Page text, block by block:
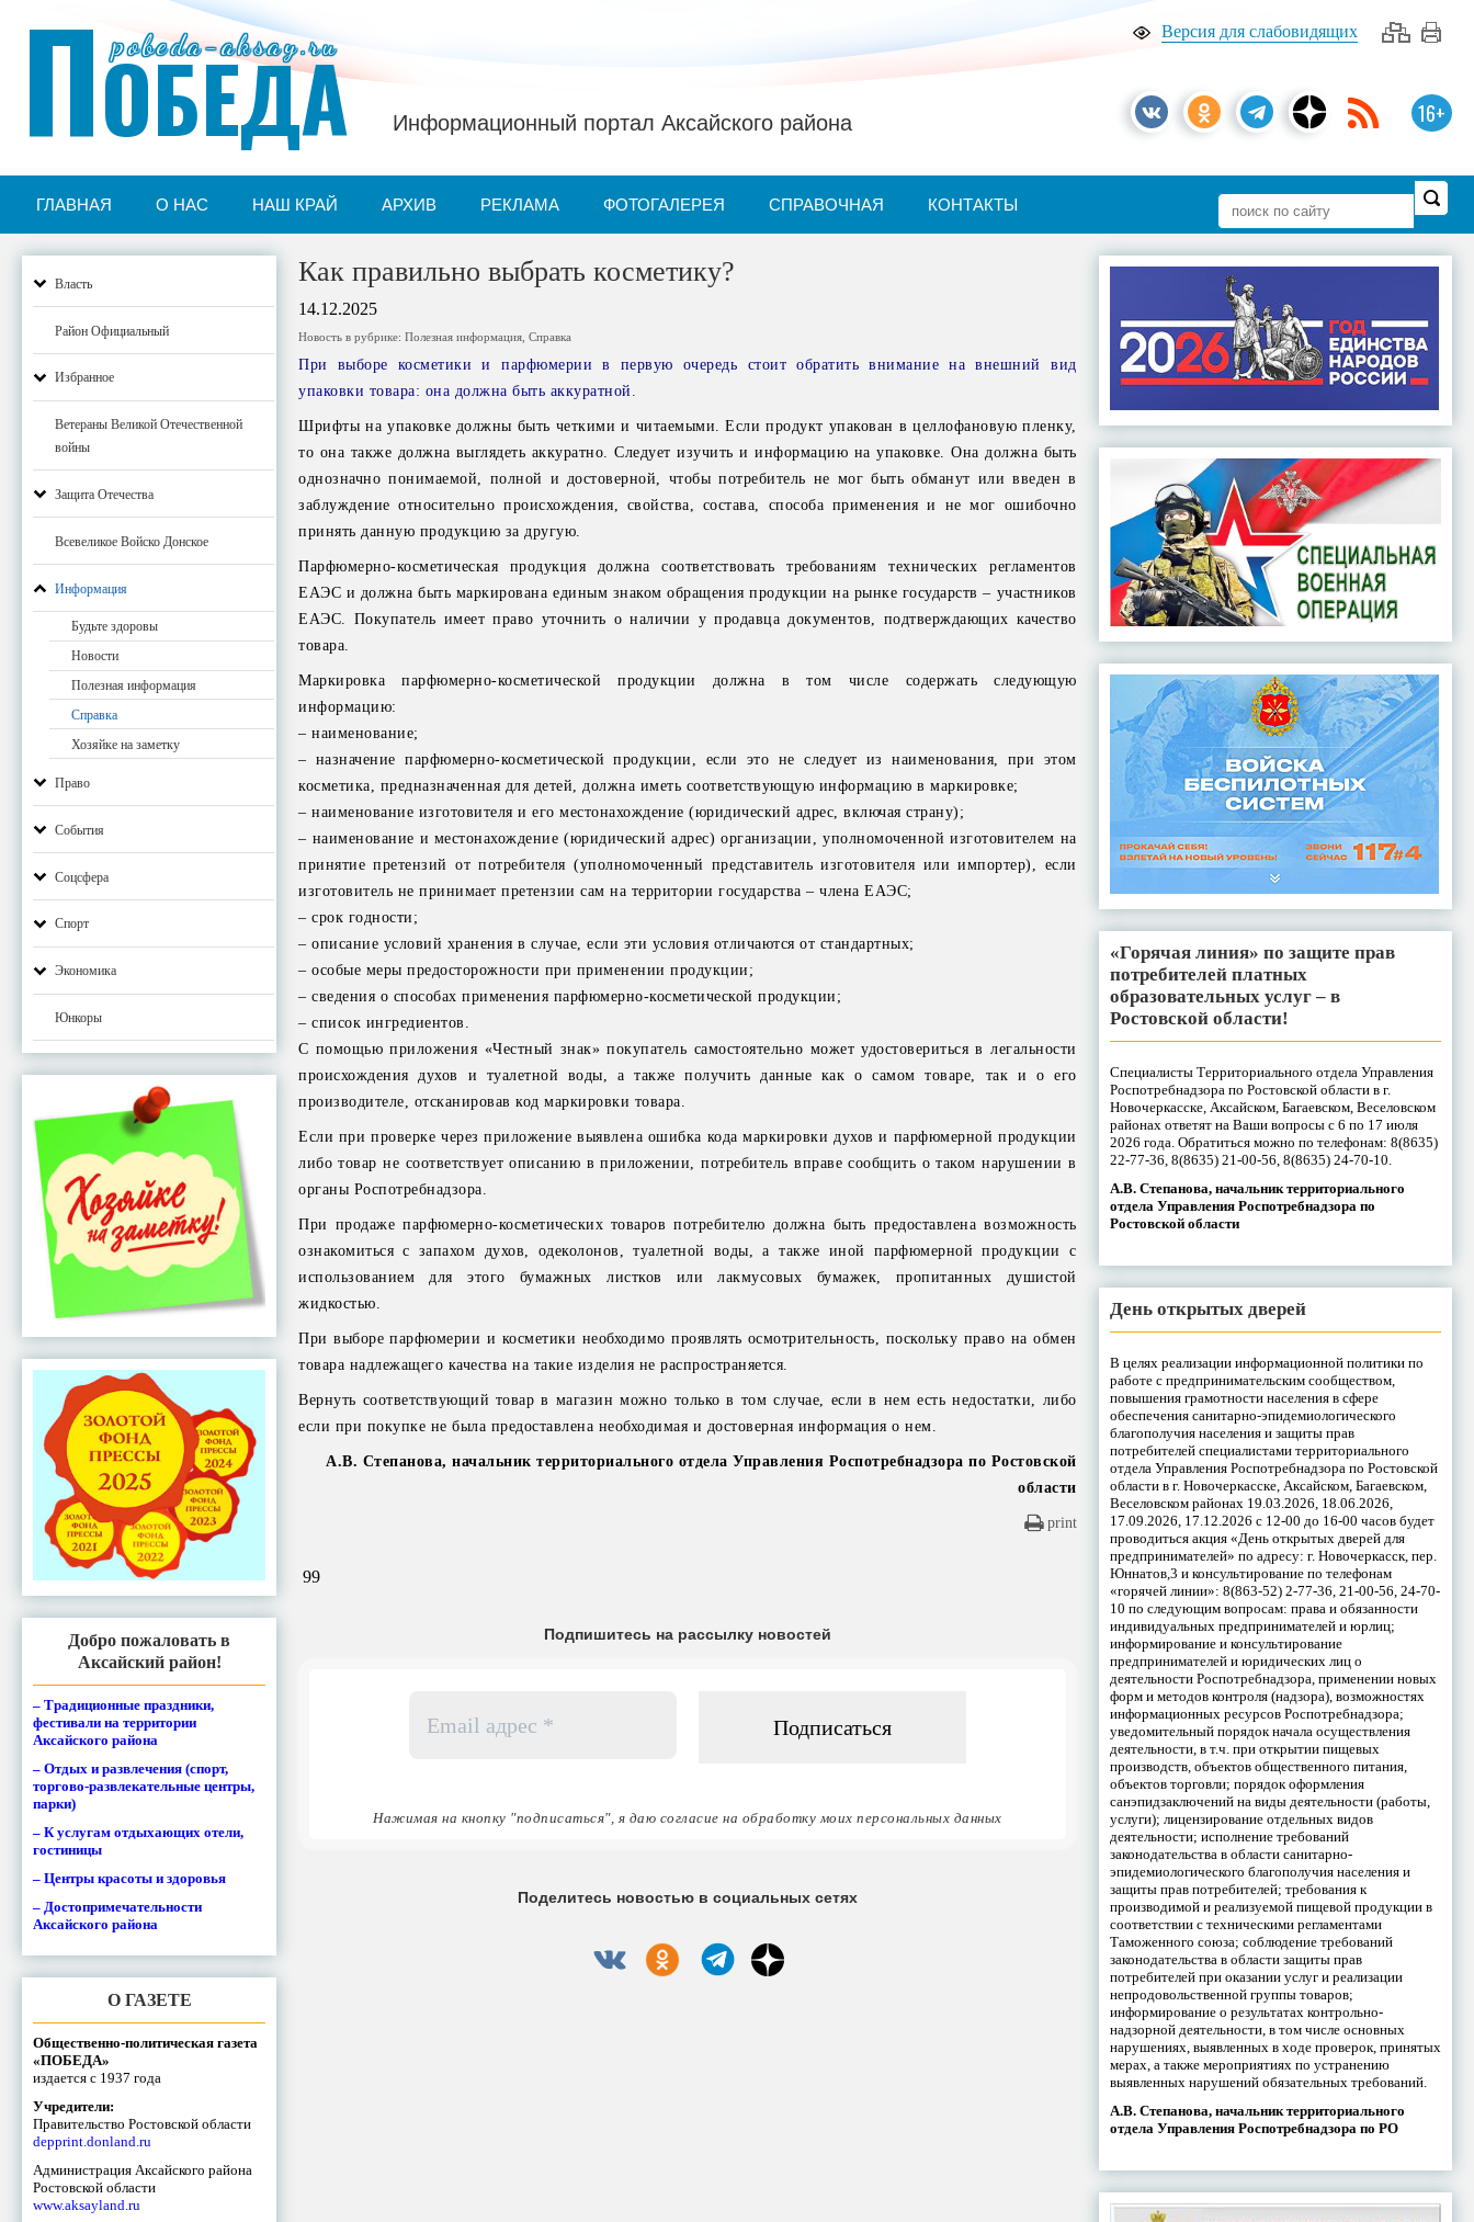
Версия для слабовидящих
16+
pobeda-aksay.ru
ПОБЕДА Информационный портал Аксайского района
ГЛАВНАЯ О НАС НАШ КРАЙ АРХИВ РЕКЛАМА ФОТОГАЛЕРЕЯ СПРАВОЧНАЯ КОНТАКТЫ
Власть
Район Официальный
Избранное
Ветераны Великой Отечественной
войны
Защита Отечества
Всевеликое Войско Донское
Информация
Будьте здоровы
Новости
Полезная информация
Справка
Хозяйке на заметку
Право
События
Соцсфера
Спорт
Экономика
Юнкоры
Добро пожаловать в
Аксайский район!
– Традиционные праздники,
фестивали на территории
Аксайского района
– Отдых и развлечения (спорт,
торгово-развлекательные центры,
парки)
– К услугам отдыхающих отели,
гостиницы
– Центры красоты и здоровья
– Достопримечательности
Аксайского района
О ГАЗЕТЕ
Общественно-политическая газета
«ПОБЕДА»
издается с 1937 года
Учредители:
Правительство Ростовской области
depprint.donland.ru
Администрация Аксайского района
Ростовской области
www.aksayland.ru
Как правильно выбрать косметику?
14.12.2025
Новость в рубрике:Полезная информация ,Справка
При выборе косметики и парфюмерии в первую очередь стоит обратить внимание на внешний вид
упаковки товара: она должна быть аккуратной.
Шрифты на упаковке должны быть четкими и читаемыми. Если продукт упакован в целлофановую пленку,
то она также должна выглядеть аккуратно. Следует изучить и информацию на упаковке. Она должна быть
однозначно понимаемой, полной и достоверной, чтобы потребитель не мог быть обманут или введен в
заблуждение относительно происхождения, свойства, состава, способа применения и не мог ошибочно
принять данную продукцию за другую.
Парфюмерно-косметическая продукция должна соответствовать требованиям технических регламентов
ЕАЭС и должна быть маркирована единым знаком обращения продукции на рынке государств – участников
ЕАЭС. Покупатель имеет право уточнить о наличии у продавца документов, подтверждающих качество
товара.
Маркировка парфюмерно-косметической продукции должна в том числе содержать следующую
информацию:
– наименование;
– назначение парфюмерно-косметической продукции, если это не следует из наименования, при этом
косметика, предназначенная для детей, должна иметь соответствующую информацию в маркировке;
– наименование изготовителя и его местонахождение (юридический адрес, включая страну);
– наименование и местонахождение (юридический адрес) организации, уполномоченной изготовителем на
принятие претензий от потребителя (уполномоченный представитель изготовителя или импортер), если
изготовитель не принимает претензии сам на территории государства – члена ЕАЭС;
– срок годности;
– описание условий хранения в случае, если эти условия отличаются от стандартных;
– особые меры предосторожности при применении продукции;
– сведения о способах применения парфюмерно-косметической продукции;
– список ингредиентов.
С помощью приложения «Честный знак» покупатель самостоятельно может удостовериться в легальности
происхождения духов и туалетной воды, а также получить данные как о самом товаре, так и о его
производителе, отсканировав код маркировки товара.
Если при проверке через приложение выявлена ошибка кода маркировки духов и парфюмерной продукции
либо товар не соответствует описанию в приложении, потребитель вправе сообщить о таком нарушении в
органы Роспотребнадзора.
При продаже парфюмерно-косметических товаров потребителю должна быть предоставлена возможность
ознакомиться с запахом духов, одеколонов, туалетной воды, а также иной парфюмерной продукции с
использованием для этого бумажных листков или лакмусовых бумажек, пропитанных душистой
жидкостью.
При выборе парфюмерии и косметики необходимо проявлять осмотрительность, поскольку право на обмен
товара надлежащего качества на такие изделия не распространяется.
Вернуть соответствующий товар в магазин можно только в том случае, если в нем есть недостатки, либо
если при покупке не была предоставлена необходимая и достоверная информация о нем.
А.В. Степанова, начальник территориального отдела Управления Роспотребнадзора по Ростовской
области
print
99
Подпишитесь на рассылку новостей
адрес
Нажимая на кнопку "подписаться", я даю согласие на обработку моих персональных данных
Поделитесь новостью в социальных сетях
«Горячая линия» по защите прав
потребителей платных
образовательных услуг – в
Ростовской области!
Специалисты Территориального отдела Управления
Роспотребнадзора по Ростовской области в г.
Новочеркасске, Аксайском, Багаевском, Веселовском
районах ответят на Ваши вопросы с 6 по 17 июля
2026 года. Обратиться можно по телефонам: 8(8635)
22-77-36, 8(8635) 21-00-56, 8(8635) 24-70-10.
А.В. Степанова, начальник территориального
отдела Управления Роспотребнадзора по
Ростовской области
День открытых дверей
В целях реализации информационной политики по
работе с предпринимательским сообществом,
повышения грамотности населения в сфере
обеспечения санитарно-эпидемиологического
благополучия населения и защиты прав
потребителей специалистами территориального
отдела Управления Роспотребнадзора по Ростовской
области в г. Новочеркасске, Аксайском, Багаевском,
Веселовском районах 19.03.2026, 18.06.2026,
17.09.2026, 17.12.2026 с 12-00 до 16-00 часов будет
проводиться акция «День открытых дверей для
предпринимателей» по адресу: г. Новочеркасск, пер.
Юннатов,3 и консультирование по телефонам
«горячей линии»: 8(863-52) 2-77-36, 21-00-56, 24-70-
10 по следующим вопросам: права и обязанности
индивидуальных предпринимателей и юрлиц;
информирование и консультирование
предпринимателей и юридических лиц о
деятельности Роспотребнадзора, применении новых
форм и методов контроля (надзора), возможностях
информационных ресурсов Роспотребнадзора;
уведомительный порядок начала осуществления
деятельности, в т.ч. при открытии пищевых
производств, объектов общественного питания,
объектов торговли; порядок оформления
санэпидзаключений на виды деятельности (работы,
услуги); лицензирование отдельных видов
деятельности; исполнение требований
законодательства в области санитарно-
эпидемиологического благополучия населения и
защиты прав потребителей; требования к
производимой и реализуемой пищевой продукции в
соответствии с техническими регламентами
Таможенного союза; соблюдение требований
законодательства в области защиты прав
потребителей при оказании услуг и реализации
непродовольственной группы товаров;
информирование о результатах контрольно-
надзорной деятельности, в том числе основных
нарушениях, выявленных в ходе проверок, принятых
мерах, а также мероприятиях по устранению
выявленных нарушений обязательных требований.
А.В. Степанова, начальник территориального
отдела Управления Роспотребнадзора по РО